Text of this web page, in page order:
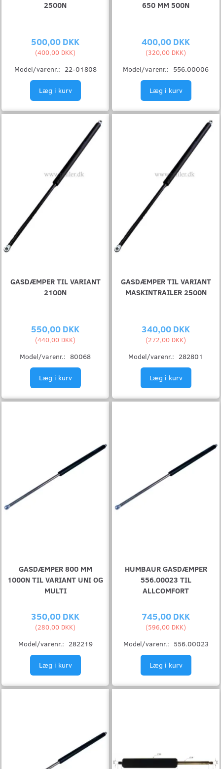
2500N
500,00 DKK
(400,00 DKK)
Model/varenr.: 22-01808
Læg i kurv
650 MM 500N
400,00 DKK
(320,00 DKK)
Model/varenr.: 556.00006
Læg i kurv
GASDÆMPER TIL VARIANT
2100N
550,00 DKK
(440,00 DKK)
Model/varenr.: 80068
Læg i kurv
GASDÆMPER TIL VARIANT
MASKINTRAILER 2500N
340,00 DKK
(272,00 DKK)
Model/varenr.: 282801
Læg i kurv
GASDÆMPER 800 MM
1000N TIL VARIANT UNI OG
MULTI
350,00 DKK
(280,00 DKK)
Model/varenr.: 282219
Læg i kurv
HUMBAUR GASDÆMPER
556.00023 TIL
ALLCOMFORT
745,00 DKK
(596,00 DKK)
Model/varenr.: 556.00023
Læg i kurv